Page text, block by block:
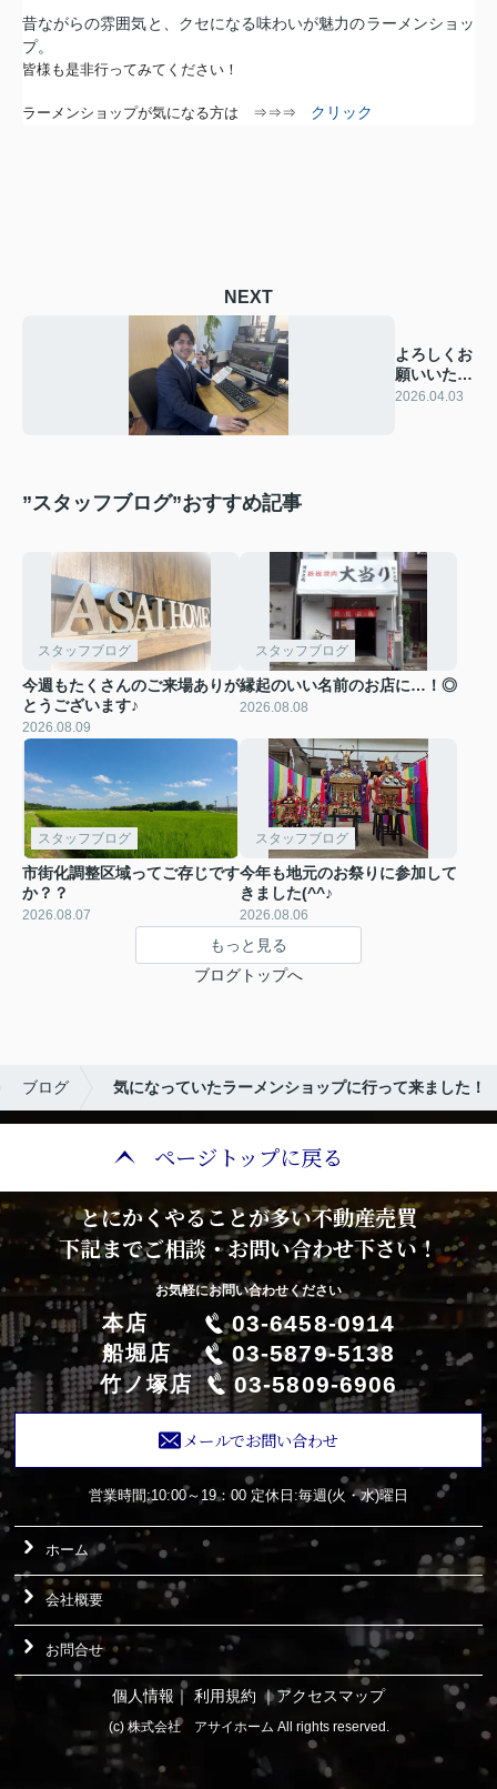
昔ながらの雰囲気と、 クセになる味わいが魅力のラーメンショッ
プ。
皆様も是非行ってみてください！
ラーメンショップが気になる方は ⇒⇒⇒ クリック
NEXT
よろしくお
願いいたし
ます！！
2026.04.03
”スタッフブログ”おすすめ記事
スタッフブログ
今週もたくさんのご来場ありが
とうございます♪
2026.08.09
スタッフブログ
縁起のいい名前のお店に…！◎
2026.08.08
スタッフブログ
市街化調整区域ってご存じです
か？？
2026.08.07
スタッフブログ
今年も地元のお祭りに参加して
きました(^^♪
2026.08.06
もっと見る
ブログトップへ
ブログ 気になっていたラーメンショップに行って来ました！
ページトップに戻る
とにかくやることが多い不動産売買
下記までご相談・お問い合わせ下さい！
お気軽にお問い合わせください
本店 03-6458-0914
船堀店 03-5879-5138
竹ノ塚店 03-5809-6906
メールでお問い合わせ
営業時間:10:00～19：00 定休日:毎週(火・水)曜日
ホーム
会社概要
お問合せ
個人情報 ｜ 利用規約 ｜アクセスマップ
(c) 株式会社 アサイホーム All rights reserved.